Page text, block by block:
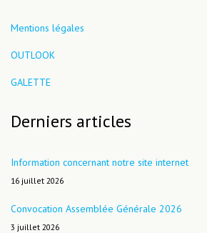
Mentions légales
OUTLOOK
GALETTE
Derniers articles
Information concernant notre site internet
16 juillet 2026
Convocation Assemblée Générale 2026
3 juillet 2026